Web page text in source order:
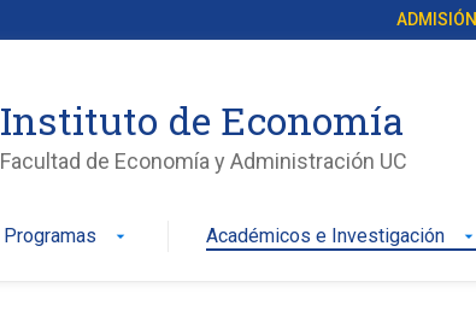
ADMISIÓN
Instituto de Economía
Facultad de Economía y Administración UC
Programas arrow_drop_down Académicos e Investigación arrow_drop_down